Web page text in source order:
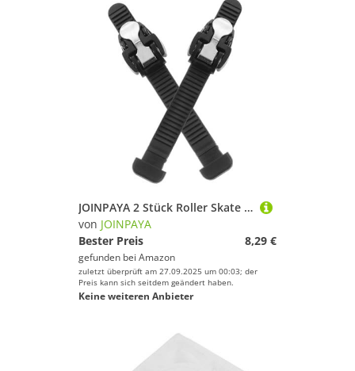
JOINPAYA 2 Stück Roller Skate Schnallenriemen Ersatz Verschlussriemen für Rollschuhe und Inline Skates Strap Verstellbar Langlebig Zuverlässig für Skating Schuhe Zubehör
von JOINPAYA
Bester Preis
8,29 €
gefunden bei Amazon
zuletzt überprüft am 27.09.2025 um 00:03; der
Preis kann sich seitdem geändert haben.
Keine weiteren Anbieter